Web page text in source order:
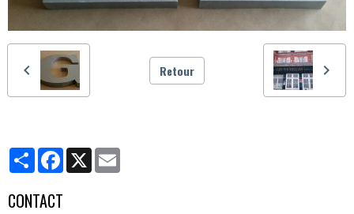
Retour
PartagerFacebook
X
CONTACT